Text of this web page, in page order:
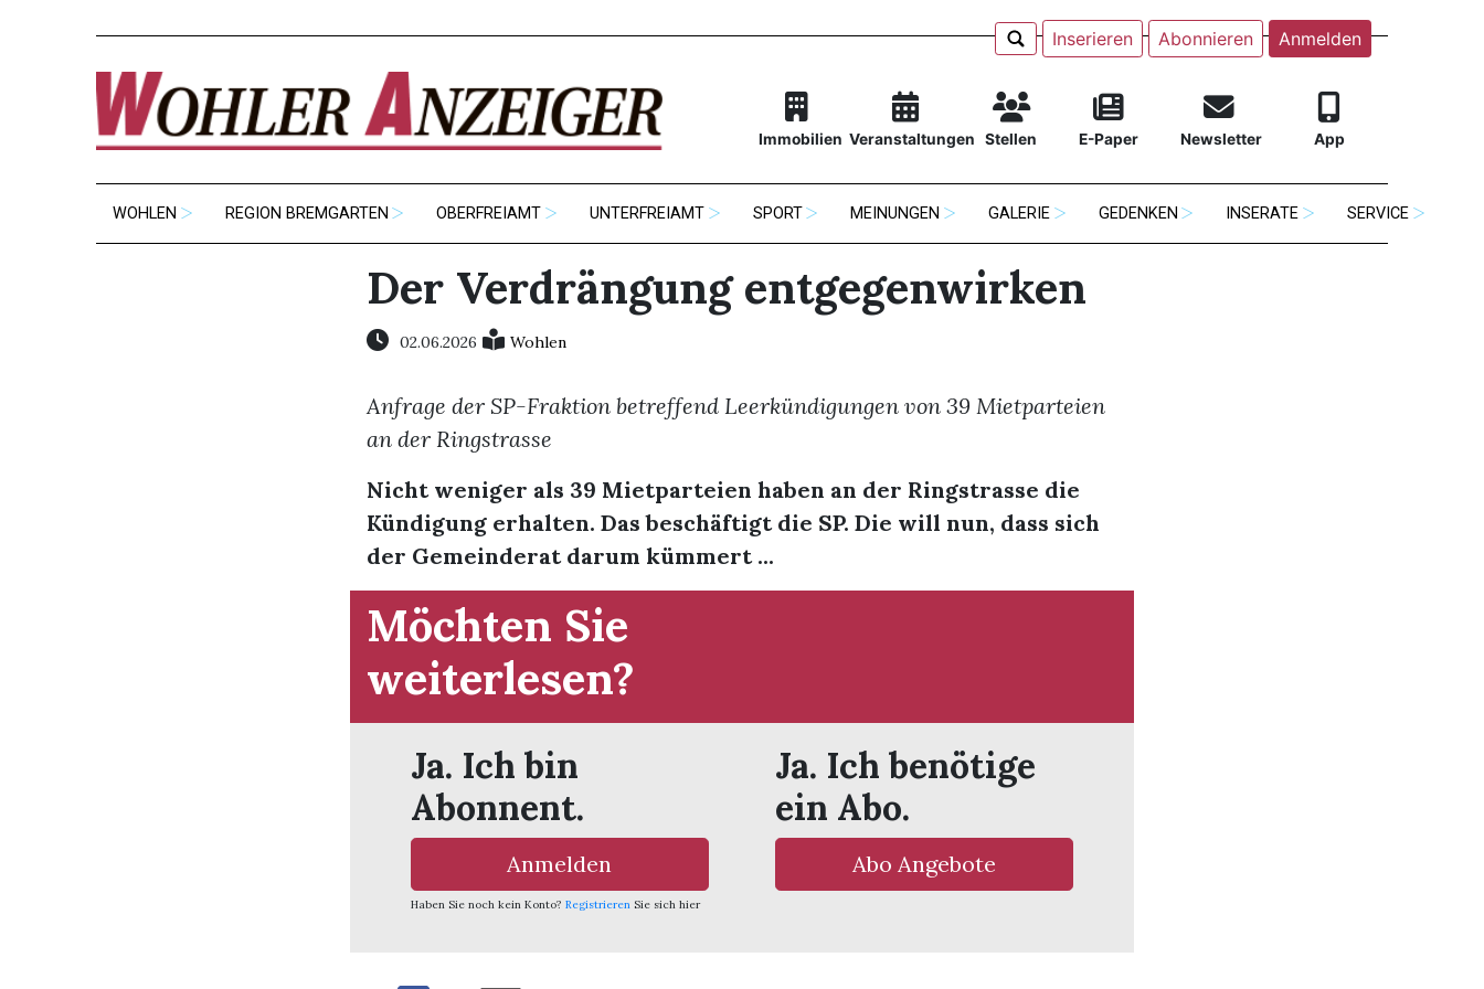
Inserieren Abonnieren Anmelden
Immobilien Veranstaltungen Stellen E-Paper Newsletter App
WOHLEN REGION BREMGARTEN OBERFREIAMT UNTERFREIAMT SPORT MEINUNGEN GALERIE GEDENKEN INSERATE SERVICE
Der Verdrängung entgegenwirken
02.06.2026 Wohlen
Anfrage der SP-Fraktion betreffend Leerkündigungen von 39 Mietparteien
an der Ringstrasse
Nicht weniger als 39 Mietparteien haben an der Ringstrasse die
Kündigung erhalten. Das beschäftigt die SP. Die will nun, dass sich
der Gemeinderat darum kümmert ...
Möchten Sie
weiterlesen?
Ja. Ich bin
Abonnent.
Anmelden
Haben Sie noch kein Konto? Registrieren Sie sich hier
Ja. Ich benötige
ein Abo.
Abo Angebote